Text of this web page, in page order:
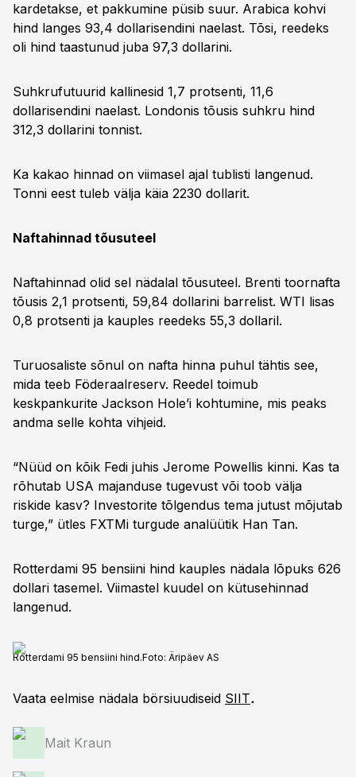
kardetakse, et pakkumine püsib suur. Arabica kohvi
hind langes 93,4 dollarisendini naelast. Tõsi, reedeks
oli hind taastunud juba 97,3 dollarini.
Suhkrufutuurid kallinesid 1,7 protsenti, 11,6
dollarisendini naelast. Londonis tõusis suhkru hind
312,3 dollarini tonnist.
Ka kakao hinnad on viimasel ajal tublisti langenud.
Tonni eest tuleb välja käia 2230 dollarit.
Naftahinnad tõusuteel
Naftahinnad olid sel nädalal tõusuteel. Brenti toornafta
tõusis 2,1 protsenti, 59,84 dollarini barrelist. WTI lisas
0,8 protsenti ja kauples reedeks 55,3 dollaril.
Turuosaliste sõnul on nafta hinna puhul tähtis see,
mida teeb Föderaalreserv. Reedel toimub
keskpankurite Jackson Hole’i kohtumine, mis peaks
andma selle kohta vihjeid.
“Nüüd on kõik Fedi juhis Jerome Powellis kinni. Kas ta
rõhutab USA majanduse tugevust või toob välja
riskide kasv? Investorite tõlgendus tema jutust mõjutab
turge,” ütles FXTMi turgude analüütik Han Tan.
Rotterdami 95 bensiini hind kauples nädala lõpuks 626
dollari tasemel. Viimastel kuudel on kütusehinnad
langenud.
Rotterdami 95 bensiini hind.Foto: Äripäev AS
Vaata eelmise nädala börsiuudiseid SIIT.
Mait Kraun